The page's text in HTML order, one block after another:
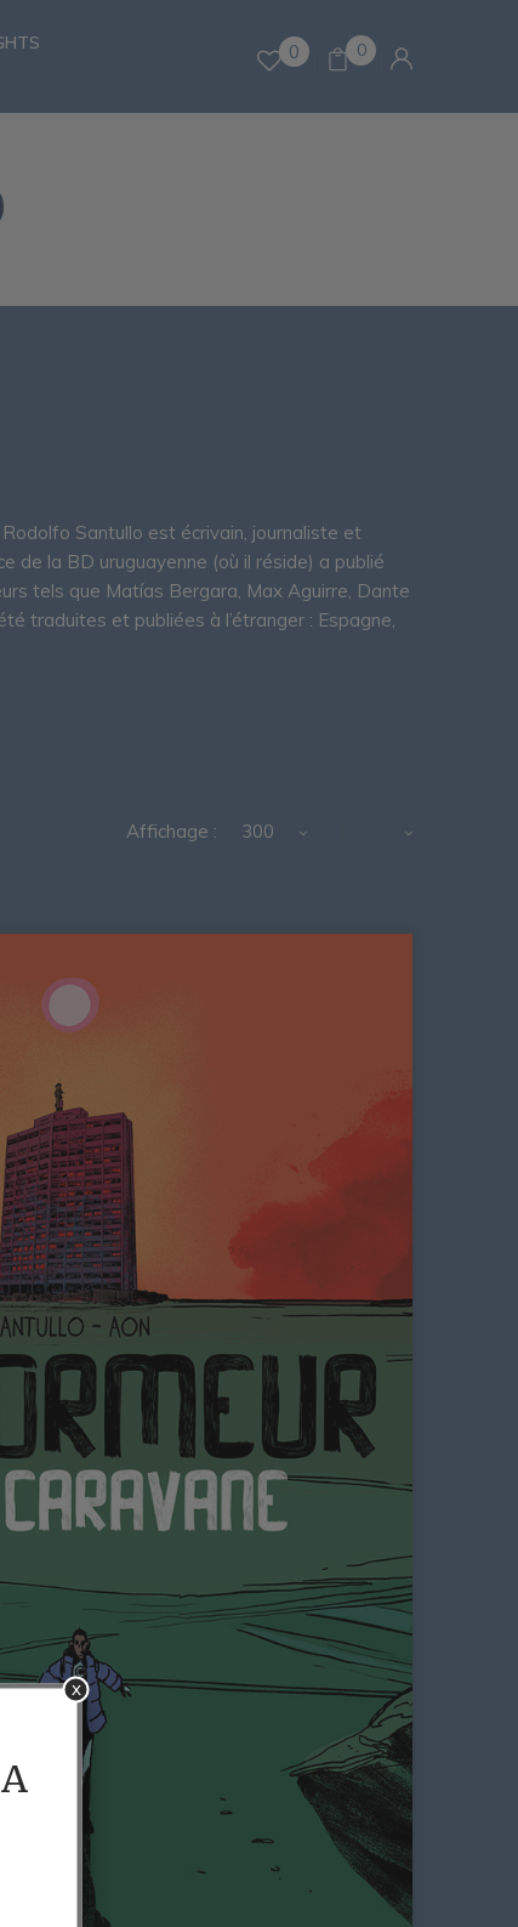
0 0
Santullo est écrivain, journaliste et
de la BD uruguayenne (où il réside) a publié
tels que Matías Bergara, Max Aguirre, Dante
traduites et publiées à l’étranger : Espagne,
Affichage : 300
x